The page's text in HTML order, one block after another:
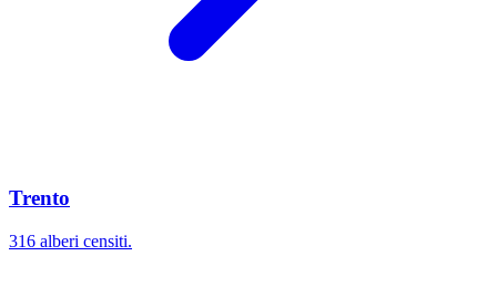
Trento
316 alberi censiti.